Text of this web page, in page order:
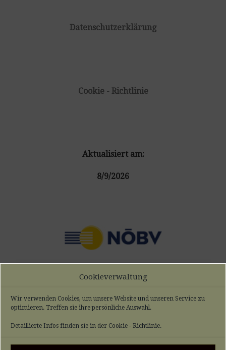
Cookieverwaltung
Wir verwenden Cookies, um unsere Website und unseren Service zu
optimieren. Treffen sie ihre persönliche Auswahl.
Detaillierte Infos finden sie in der Cookie - Richtlinie.
Datenschutzerklärung
Cookie - Richtlinie
Aktualisiert am:
8/9/2026